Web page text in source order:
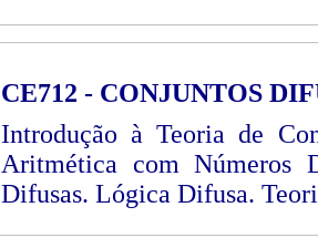
CE712 - CONJUNTOS
Introdução à Teoria de
Aritmética com Números
Difusas. Lógica Difusa.